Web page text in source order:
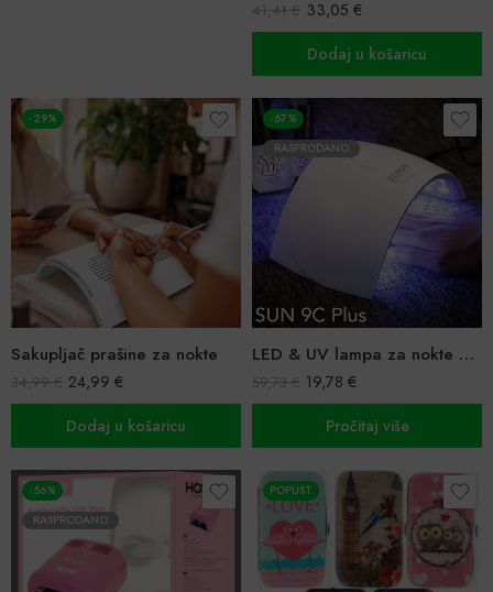
41,41€ 33,05 €
Dodaj u košaricu
-29%
Sakupljač prašine za nokte
34,99€ 24,99 €
Dodaj u košaricu
-67%
RASPRODANO
LED & UV lampa za nokte 36W
59,73€ 19,78 €
Pročitaj više
-56%
RASPRODANO
POPUST